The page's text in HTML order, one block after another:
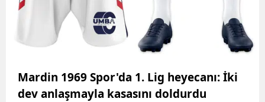
Mardin 1969 Spor'da 1. Lig heyecanı: İki
dev anlaşmayla kasasını doldurdu